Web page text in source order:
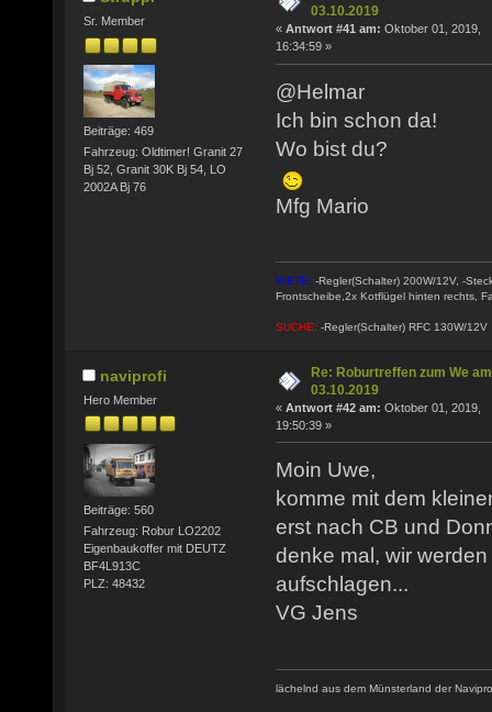
Sr. Member
Beiträge: 469
Fahrzeug: Oldtimer! Granit 27
Bj 52, Granit 30K Bj 54, LO
2002A Bj 76
03.10.2019
« Antwort #41 am: Oktober 01, 2019,
16:34:59 »
@Helmar
Ich bin schon da!
Wo bist du?
Mfg Mario
BIETE: -Regler(Schalter) 200W/12V, -
Frontscheibe,2x Kotflügel hinten rechts,
SUCHE: -Regler(Schalter) RFC 130W/12V
naviprofi
Hero Member
Beiträge: 560
Fahrzeug: Robur LO2202
Eigenbaukoffer mit DEUTZ
BF4L913C
PLZ: 48432
Re: Roburtreffen zum We am
03.10.2019
« Antwort #42 am: Oktober 01, 2019,
19:50:39 »
Moin Uwe,
komme mit dem
erst nach CB und
denke mal, wir
aufschlagen...
VG Jens
lächelnd aus dem Münsterland der